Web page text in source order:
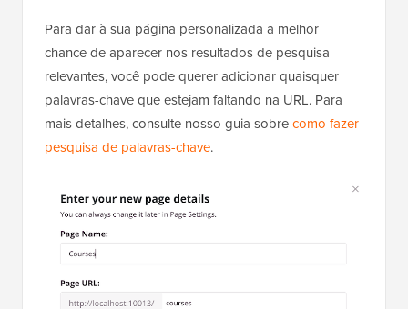
Para dar à sua página personalizada a melhor
chance de aparecer nos resultados de pesquisa
relevantes, você pode querer adicionar quaisquer
palavras-chave que estejam faltando na URL. Para
mais detalhes, consulte nosso guia sobrecomo fazer
pesquisa de palavras-chave.